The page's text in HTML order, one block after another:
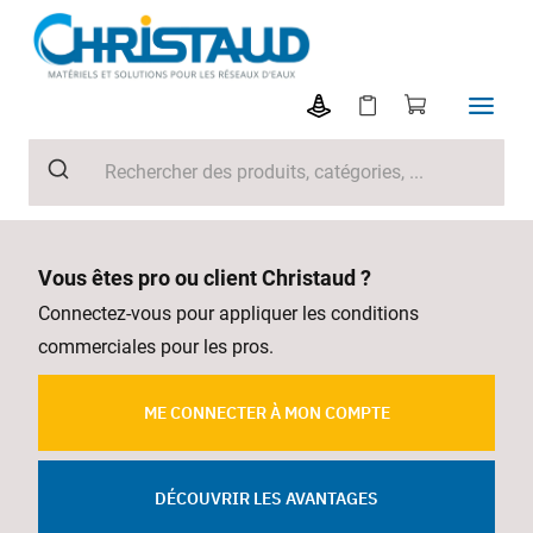
Vous êtes pro ou client Christaud ?
Connectez-vous pour appliquer les conditions
commerciales pour les pros.
ME CONNECTER À MON COMPTE
DÉCOUVRIR LES AVANTAGES